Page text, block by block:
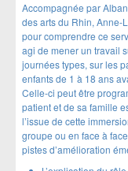
Accompagnée par
des arts du Rhin, Anne-
pour comprendre ce
agi de mener un travail
journées types, sur les
enfants de 1 à 18 ans
Celle-ci peut être
patient et de sa famille
l’issue de cette
groupe ou en face à
pistes d’amélioration